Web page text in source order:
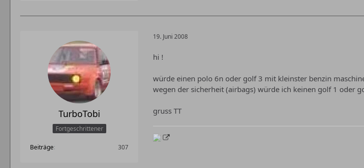
TurboTobi
Fortgeschrittener
Beiträge 307
19. Juni 2008
hi !
würde einen polo 6n oder golf 3 mit kleinster benzin
wegen der sicherheit (airbags) würde ich keinen golf 1 oder
gruss TT